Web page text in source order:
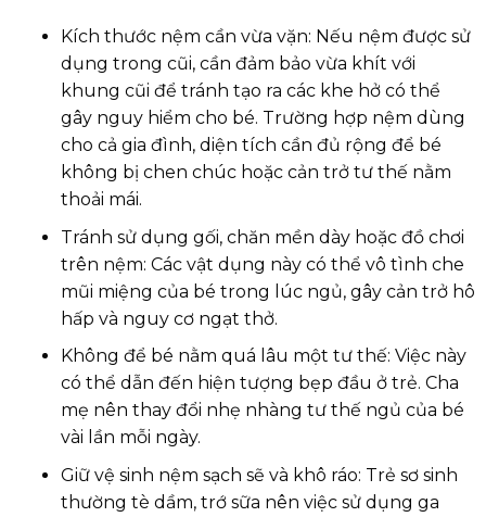
Kích thước nệm cần vừa vặn: Nếu nệm được sử
dụng trong cũi, cần đảm bảo vừa khít với
khung cũi để tránh tạo ra các khe hở có thể
gây nguy hiểm cho bé. Trường hợp nệm dùng
cho cả gia đình, diện tích cần đủ rộng để bé
không bị chen chúc hoặc cản trở tư thế nằm
thoải mái.
Tránh sử dụng gối, chăn mền dày hoặc đồ chơi
trên nệm: Các vật dụng này có thể vô tình che
mũi miệng của bé trong lúc ngủ, gây cản trở hô
hấp và nguy cơ ngạt thở.
Không để bé nằm quá lâu một tư thế: Việc này
có thể dẫn đến hiện tượng bẹp đầu ở trẻ. Cha
mẹ nên thay đổi nhẹ nhàng tư thế ngủ của bé
vài lần mỗi ngày.
Giữ vệ sinh nệm sạch sẽ và khô ráo: Trẻ sơ sinh
thường tè dầm, trớ sữa nên việc sử dụng ga